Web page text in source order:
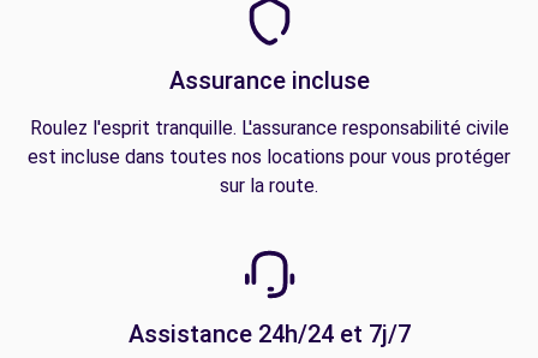
Assurance incluse
Roulez l'esprit tranquille. L'assurance responsabilité civile
est incluse dans toutes nos locations pour vous protéger
sur la route.
Assistance 24h/24 et 7j/7